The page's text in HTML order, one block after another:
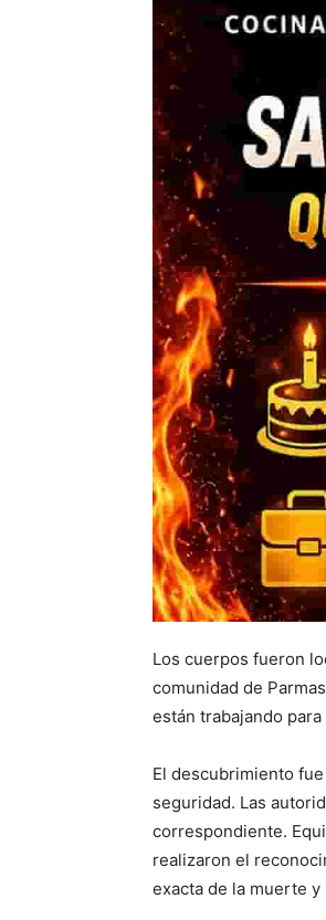
Los cuerpos fueron
comunidad de
están trabajando
El descubrimiento
seguridad. Las
correspondiente.
realizaron el
exacta de la muerte